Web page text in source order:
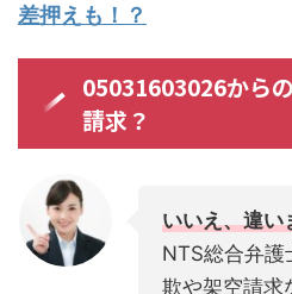
差押えも！？
05031603026から
請求？
いいえ、違い
NTS総合弁護
欺や架空請求